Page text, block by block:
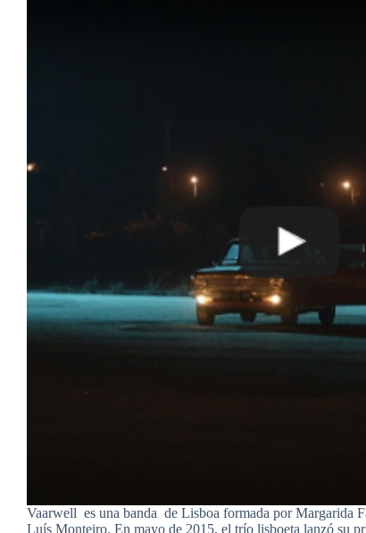
Vaarwell es una banda de Lisboa formada por Margarida
Luís Monteiro. En mayo de 2015, el trío lisboeta lanzó su